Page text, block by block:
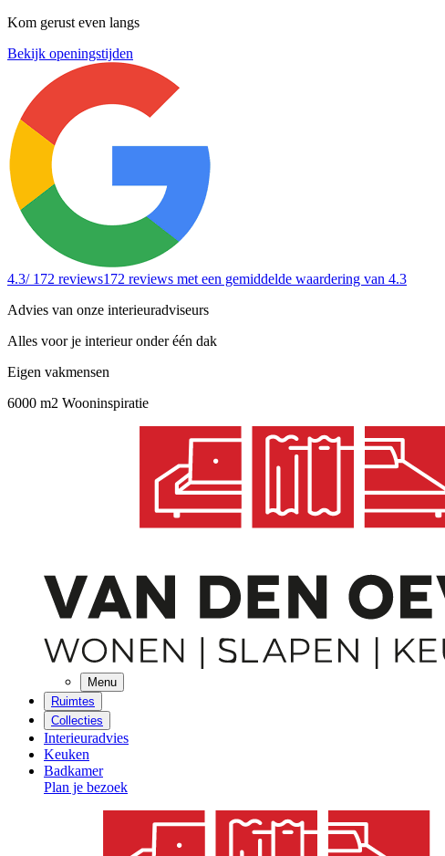
Kom gerust even langs
Bekijk openingstijden
4.3/ 172 reviews172 reviews met een gemiddelde waardering van 4.3
Advies van onze interieuradviseurs
Alles voor je interieur onder één dak
Eigen vakmensen
6000 m2 Wooninspiratie
Menu
Ruimtes
Collecties
Interieuradvies
Keuken
Badkamer
Plan je bezoek